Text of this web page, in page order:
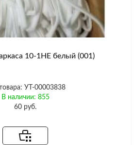
10-1HE белый (001)
УТ-00003838
В наличии: 855
60 руб.